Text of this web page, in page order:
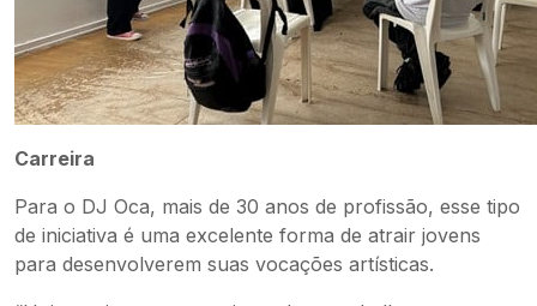
Carreira
Para o DJ Oca, mais de 30 anos de profissão, esse tipo
de iniciativa é uma excelente forma de atrair jovens
para desenvolverem suas vocações artísticas.